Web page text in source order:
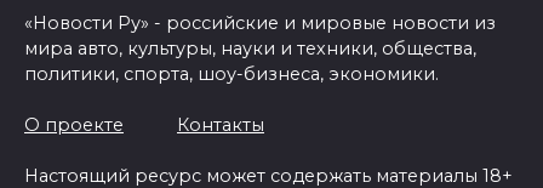
«Новости Ру» - российские и мировые новости из
мира авто, культуры, науки и техники, общества,
политики, спорта, шоу-бизнеса, экономики.
О проекте Контакты
Настоящий ресурс может содержать материалы 18+